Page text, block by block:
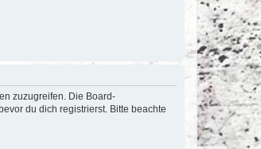
zuzugreifen. Die Board-
du dich registrierst. Bitte beachte